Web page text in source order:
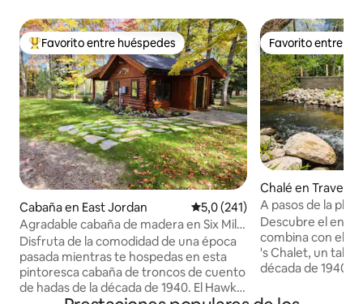
Favorito entre los huéspedes más destacados
Favorito entre huéspedes
Cabaña en East Jordan Calificación promedio: 5,0 de
5,0 (241)
Agradable cabaña de madera en Six Mile
Lake.
Disfruta de la comodidad de una época
pasada mientras te hospedas en esta
pintoresca cabaña de troncos de cuento
de hadas de la década de 1940. El Hawks
Favorito entre
Favorito entre
Chalé en
A pasos de la
auténticamente
Descubre el
combina con el
's Chalet, un
década de 1940
completamente